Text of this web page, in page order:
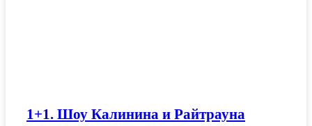
1+1. Шоу Калинина и Райтрауна